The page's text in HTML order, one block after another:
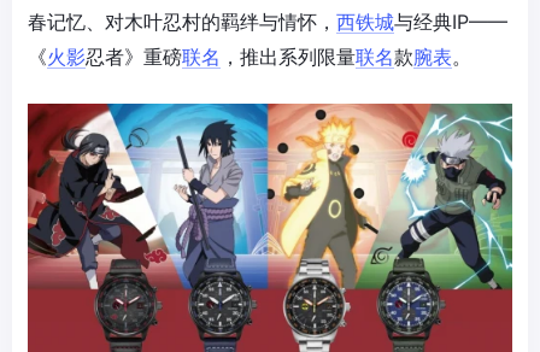
春记忆、对木叶忍村的羁绊与情怀， 西铁城与经典IP——
《火影忍者》重磅联名 ，推出系列限量联名款腕表。